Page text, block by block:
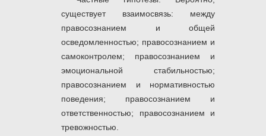
существует взаимосвязь: между
правосознанием и общей
осведомленностью; правосознанием и
самоконтролем; правосознанием и
эмоциональной стабильностью;
правосознанием и нормативностью
поведения; правосознанием и
ответственностью; правосознанием и
тревожностью.